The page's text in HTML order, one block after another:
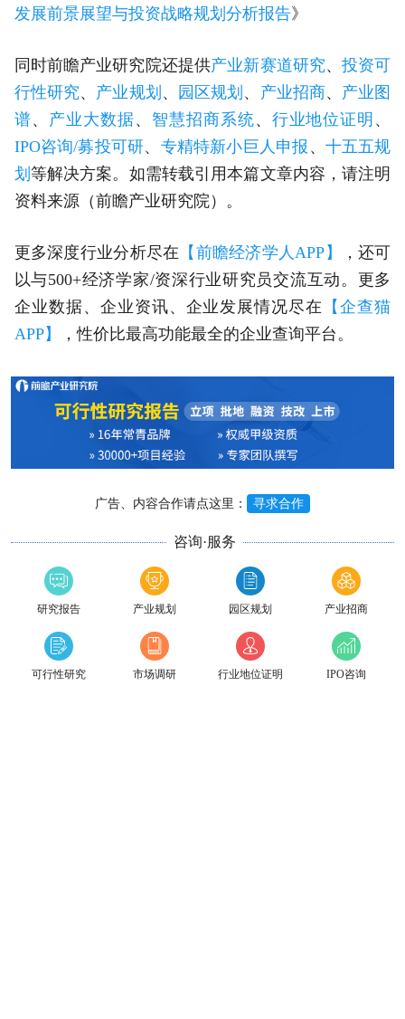
发展前景展望与投资战略规划分析报告》
同时前瞻产业研究院还提供产业新赛道研究、投资可
行性研究、 产业规划 、 园区规划 、 产业招商、 产业图
谱、 产业大数据、 智慧招商系统、 行业地位证明 、
IPO咨询/募投可研、 专精特新小巨人申报 、 十五五规
划 等解决方案。如需转载引用本篇文章内容，请注明
资料来源（前瞻产业研究院）。
更多深度行业分析尽在 【前瞻经济学人APP】
，还可
以与500+经济学家/资深行业研究员交流互动。更多
企业数据、企业资讯、企业发展情况尽在
【企查猫
APP】
，性价比最高功能最全的企业查询平台。
广告、内容合作请点这里： 寻求合作
咨询·服务
研究报告 产业规划 园区规划 产业招商
可行性研究 市场调研 行业地位证明 IPO咨询